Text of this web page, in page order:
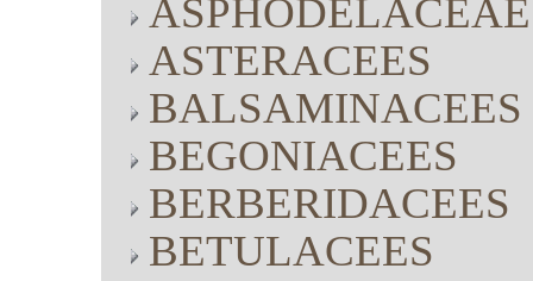
ASPHODELACEAE
ASTERACEES
BALSAMINACEES
BEGONIACEES
BERBERIDACEES
BETULACEES